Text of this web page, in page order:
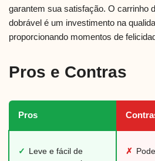
garantem sua satisfação. O carrinho
dobrável é um investimento na
proporcionando momentos de
Pros e Contras
Pros
✓ Leve e fácil de
✗